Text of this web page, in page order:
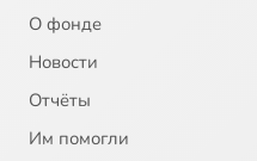
О фонде
Новости
Отчёты
Им помогли